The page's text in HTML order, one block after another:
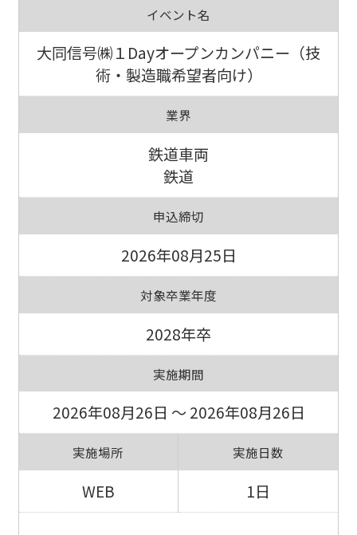
イベント名
大同信号㈱１Dayオープンカンパニー（技
術・製造職希望者向け）
業界
鉄道車両
鉄道
申込締切
2026年08月25日
対象卒業年度
2028年卒
実施期間
2026年08月26日 ～ 2026年08月26日
実施場所
WEB
実施日数
1日